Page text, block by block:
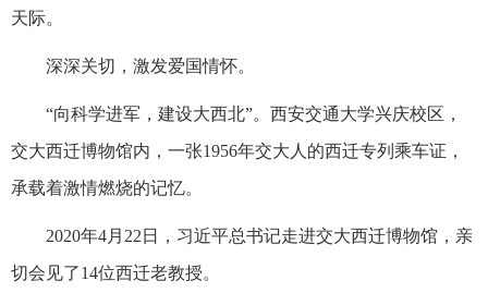
天际。
深深关切，激发爱国情怀。
“向科学进军，建设大西北”。西安交通大学兴庆校区，
交大西迁博物馆内，一张1956年交大人的西迁专列乘车证，
承载着激情燃烧的记忆。
2020年4月22日，习近平总书记走进交大西迁博物馆，亲
切会见了14位西迁老教授。